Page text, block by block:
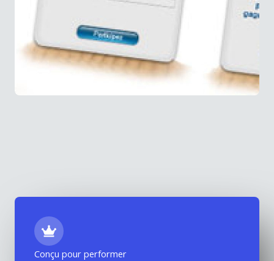
Conçu pour performer